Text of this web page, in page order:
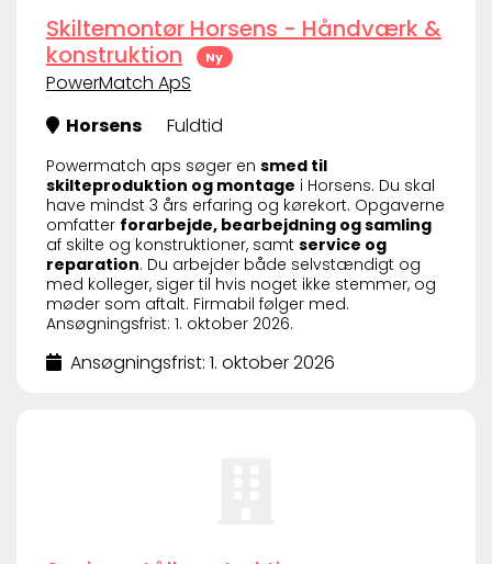
Skiltemontør Horsens - Håndværk &
konstruktion
Ny
PowerMatch ApS
Horsens
Fuldtid
Powermatch aps søger en smed til
skilteproduktion og montage i Horsens. Du skal
have mindst 3 års erfaring og kørekort. Opgaverne
omfatter forarbejde, bearbejdning og samling
af skilte og konstruktioner, samt service og
reparation. Du arbejder både selvstændigt og
med kolleger, siger til hvis noget ikke stemmer, og
møder som aftalt. Firmabil følger med.
Ansøgningsfrist: 1. oktober 2026.
Ansøgningsfrist: 1. oktober 2026